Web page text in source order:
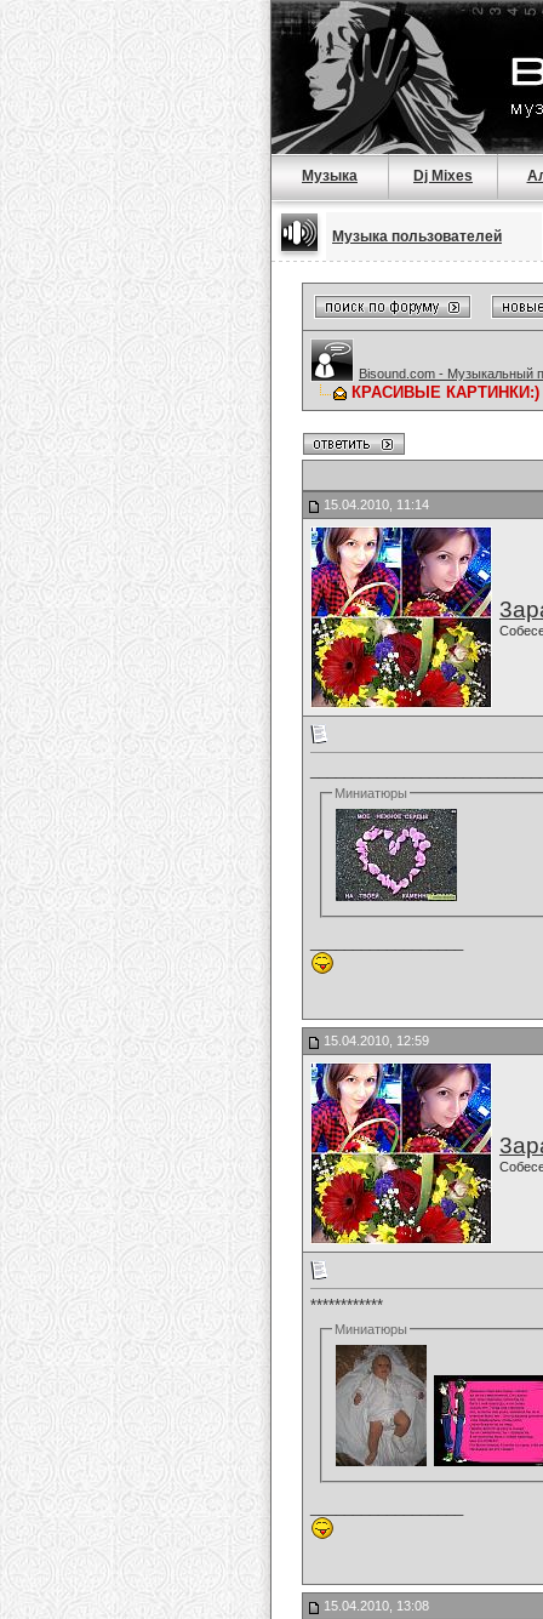
Музыка Dj Mixes
Музыка пользователей
Bisound.com - Музыкальный
КРАСИВЫЕ КАРТИНКИ:)
15.04.2010, 11:14
Миниатюры
15.04.2010, 12:59
************
Миниатюры
15.04.2010, 13:08